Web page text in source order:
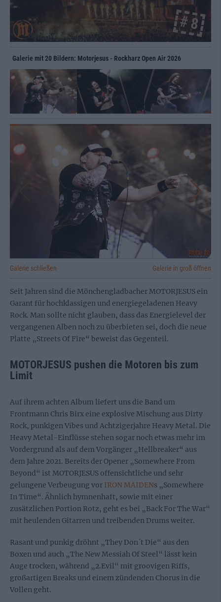
# 8
Galerie mit 20 Bildern: Motorjesus - Rockharz Open Air 2026
Galerie schließen Galerie in groß öffnen
Seit Jahren sind die Mönchengladbacher MOTORJESUS ein
Garant für hochklassigen und energiegeladenen Heavy
Rock. Man sollte nicht glauben, dass das Energielevel der
vergangenen Alben noch zu überbieten sei, doch die neue
Platte „Streets Of Fire“ beweist das Gegenteil.
MOTORJESUS pushen die Motoren bis zum
Limit
Auf ihrem achten Album liefert uns die Band um
Frontmann Chris Birx eine explosive Mischung aus Dirty
Rock, punkigen Vibes und Achtzigerjahre Heavy Metal. Die
Heavy Metal-Einflüsse stehen sogar noch etwas mehr im
Vordergrund als auf dem Vorgänger „Hellbreaker“ aus
dem Jahre 2021. Bereits der Opener „Somewhere From
Beyond“ ist MOTORJESUS offensichtliche und sehr
gelungene Verbeugung vor IRON MAIDENs „Somewhere
In Time“. Ähnlich hymnenhaft, sowie mit einer
zusätzlichen Portion Rotz, geht es bei „Back For The War“
mit heulenden Gitarren und treibenden Drums weiter.
Rasant und punkig dröhnt „They Don´t Die“ aus den
Boxen und auch „The New Messiah Of Steel“ lässt kein
Auge trocken, während „2.Evil“ mit groovigen Riffs,
großartigen Breaks und einem zündenden Chorus in die
Vollen geht.